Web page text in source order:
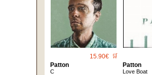
15.90€ 🛒
Patton
C
Patton
Love Boat